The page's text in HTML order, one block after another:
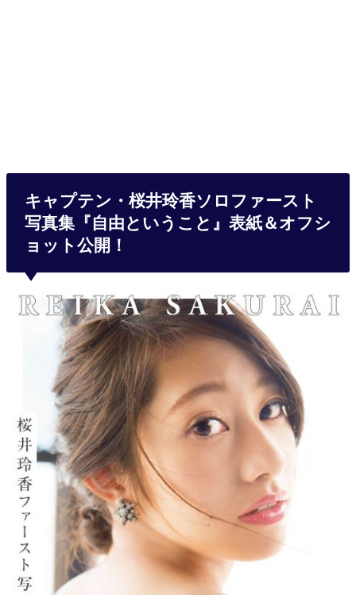
キャプテン・桜井玲香ソロファースト
写真集『自由ということ』表紙＆オフシ
ョット公開！